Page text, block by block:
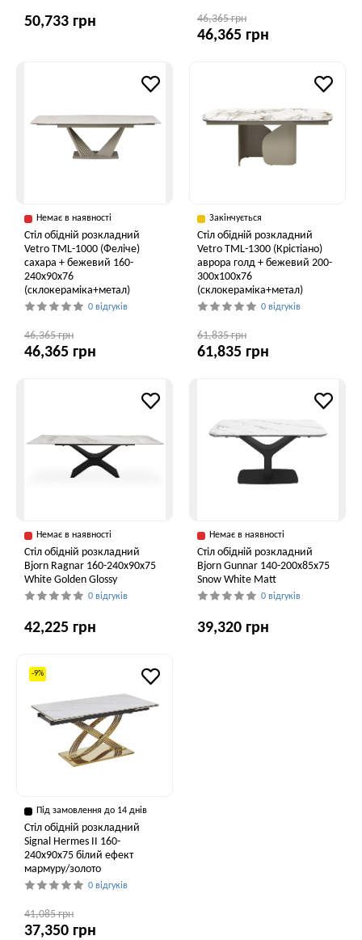
50,733 грн 46,365 грн
46,365 грн
Немає в наявності
Стіл обідній розкладний
Vetro ТМL-1000 (Феліче)
сахара + бежевий 160-
240x90x76
(склокераміка+метал)
0 відгуків
46,365 грн
46,365 грн
Закінчується
Стіл обідній розкладний
Vetro TML-1300 (Крістіано)
аврора голд + бежевий 200-
300x100x76
(склокераміка+метал)
0 відгуків
61,835 грн
61,835 грн
Немає в наявності
Стіл обідній розкладний
Bjorn Ragnar 160-240х90х75
White Golden Glossy
0 відгуків
42,225 грн
Немає в наявності
Стіл обідній розкладний
Bjorn Gunnar 140-200х85х75
Snow White Matt
0 відгуків
39,320 грн
-9%
Під замовлення до 14 днів
Стіл обідній розкладний
Signal Hermes II 160-
240x90x75 білий ефект
мармуру/золото
0 відгуків
41,085 грн
37,350 грн